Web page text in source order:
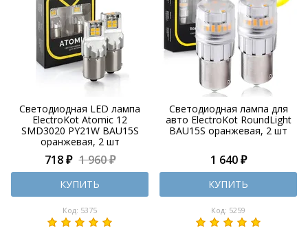
Светодиодная LED лампа
ElectroKot Atomic 12
SMD3020 PY21W BAU15S
оранжевая, 2 шт
718 ₽ 1 960 ₽
КУПИТЬ
Код: 5375
Светодиодная лампа для
авто ElectroKot RoundLight
BAU15S оранжевая, 2 шт
1 640 ₽
КУПИТЬ
Код: 5259